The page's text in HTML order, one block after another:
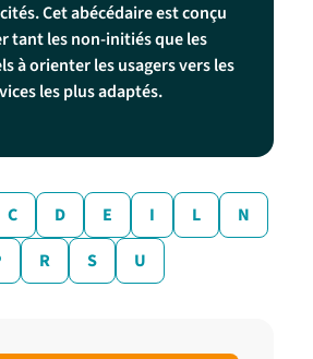
Cet abécédaire est conçu
tant les non-initiés que les
à orienter les usagers vers les
les plus adaptés.
C D E I L
N
R S U